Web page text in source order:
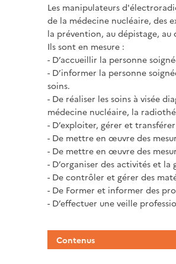
Les manipulateurs
de la médecine nucléaire, des
la prévention, au dépistage,
Ils sont en mesure :
- D’accueillir la personne
- D’informer la personne
soins.
- De réaliser les soins à visée
médecine nucléaire, la
- D’exploiter, gérer et
- De mettre en œuvre des
- De mettre en œuvre des
- D’organiser des activités et
- De contrôler et gérer des
- De Former et informer des
- D’effectuer une veille
Contenus